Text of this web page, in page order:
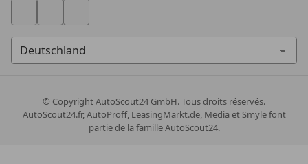
© CopyrightAutoScout24 GmbH. Tous droits réservés.
AutoScout24.fr, AutoProff, LeasingMarkt.de, Media et Smyle font
partie de la famille AutoScout24.